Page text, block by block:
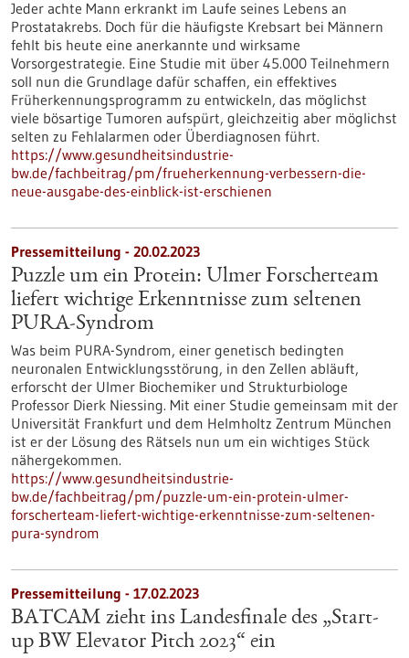
Jeder achte Mann erkrankt im Laufe seines Lebens an
Prostatakrebs. Doch für die häufigste Krebsart bei Männern
fehlt bis heute eine anerkannte und wirksame
Vorsorgestrategie. Eine Studie mit über 45.000 Teilnehmern
soll nun die Grundlage dafür schaffen, ein effektives
Früherkennungsprogramm zu entwickeln, das möglichst
viele bösartige Tumoren aufspürt, gleichzeitig aber möglichst
selten zu Fehlalarmen oder Überdiagnosen führt.
https://www.gesundheitsindustrie-
bw.de/fachbeitrag/pm/frueherkennung-verbessern-die-
neue-ausgabe-des-einblick-ist-erschienen
Pressemitteilung - 20.02.2023
Puzzle um ein Protein: Ulmer Forscherteam
liefert wichtige Erkenntnisse zum seltenen
PURA-Syndrom
Was beim PURA-Syndrom, einer genetisch bedingten
neuronalen Entwicklungsstörung, in den Zellen abläuft,
erforscht der Ulmer Biochemiker und Strukturbiologe
Professor Dierk Niessing. Mit einer Studie gemeinsam mit der
Universität Frankfurt und dem Helmholtz Zentrum München
ist er der Lösung des Rätsels nun um ein wichtiges Stück
nähergekommen.
https://www.gesundheitsindustrie-
bw.de/fachbeitrag/pm/puzzle-um-ein-protein-ulmer-
forscherteam-liefert-wichtige-erkenntnisse-zum-seltenen-
pura-syndrom
Pressemitteilung - 17.02.2023
BATCAM zieht ins Landesfinale des „Start-
up BW Elevator Pitch 2023“ ein